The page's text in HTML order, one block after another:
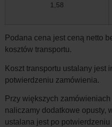
1,58
Podana cena jest ceną netto
kosztów transportu.
Koszt transportu ustalany jest
potwierdzeniu zamówienia.
Przy większych zamówieniach
naliczamy dodatkowe opusty,
ustalana jest po